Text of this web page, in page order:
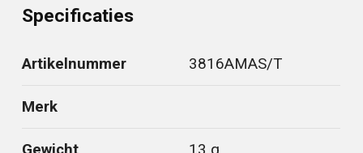
Specificaties
Artikelnummer 3816AMAS/T
Merk